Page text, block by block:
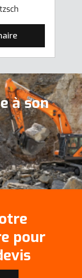
à son
pour